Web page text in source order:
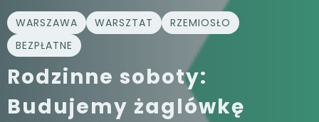
WARSZAWA WARSZTAT
RZEMIOSŁO
BEZPŁATNE
Rodzinne soboty:
Budujemy żaglówkę